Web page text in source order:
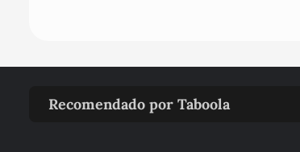
Recomendado por Taboola